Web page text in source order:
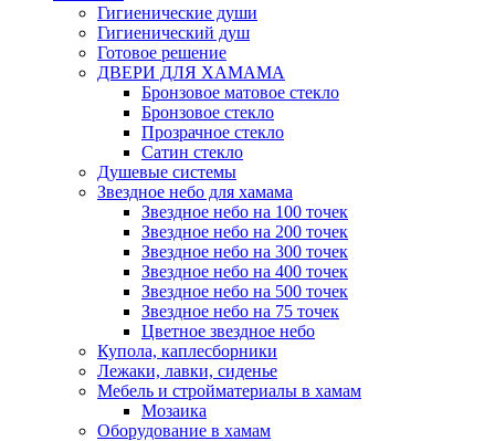
Гигиенические души
Гигиенический душ
Готовое решение
ДВЕРИ ДЛЯ ХАМАМА
Бронзовое матовое стекло
Бронзовое стекло
Прозрачное стекло
Сатин стекло
Душевые системы
Звездное небо для хамама
Звездное небо на 100 точек
Звездное небо на 200 точек
Звездное небо на 300 точек
Звездное небо на 400 точек
Звездное небо на 500 точек
Звездное небо на 75 точек
Цветное звездное небо
Купола, каплесборники
Лежаки, лавки, сиденье
Мебель и стройматериалы в хамам
Мозаика
Оборудование в хамам